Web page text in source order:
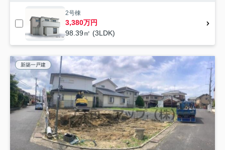
2号棟
3,380万円
98.39㎡ (3LDK)
新築一戸建